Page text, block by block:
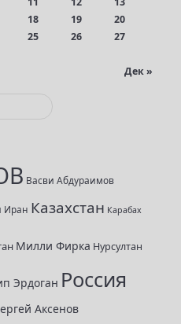
Дек »
18 19
20
25 26
27
Васви Абдураимов
Иран Казахстан Карабах
Милли Фирка Нурсултан
Эрдоган Россия
Аксенов